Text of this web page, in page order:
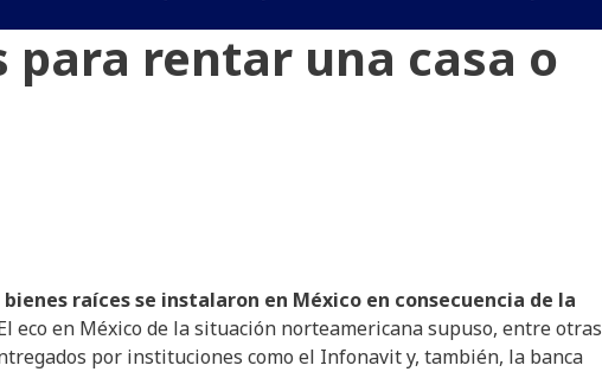
para rentar una casa o
raíces se instalaron en México en consecuencia de la
eco en México de la situación norteamericana supuso, entre otras
por instituciones como el Infonavit y, también, la banca